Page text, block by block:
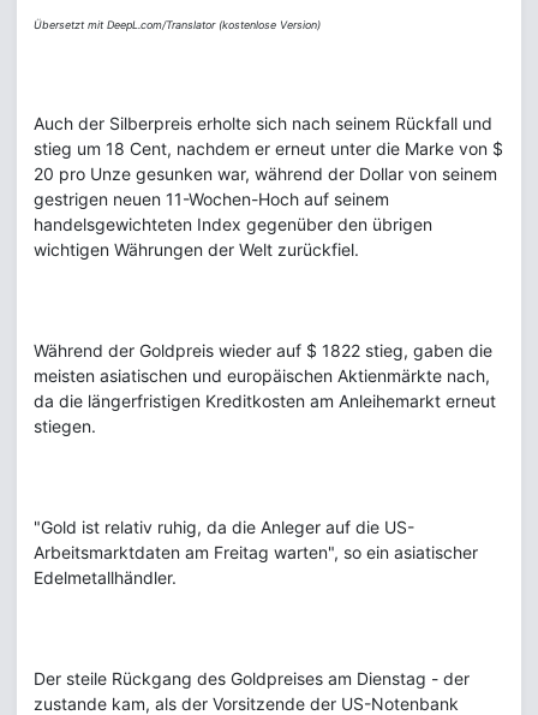
Übersetzt mit DeepL.com/Translator (kostenlose Version)
Auch der Silberpreis erholte sich nach seinem Rückfall und
stieg um 18 Cent, nachdem er erneut unter die Marke von $
20 pro Unze gesunken war, während der Dollar von seinem
gestrigen neuen 11-Wochen-Hoch auf seinem
handelsgewichteten Index gegenüber den übrigen
wichtigen Währungen der Welt zurückfiel.
Während der Goldpreis wieder auf $ 1822 stieg, gaben die
meisten asiatischen und europäischen Aktienmärkte nach,
da die längerfristigen Kreditkosten am Anleihemarkt erneut
stiegen.
"Gold ist relativ ruhig, da die Anleger auf die US-
Arbeitsmarktdaten am Freitag warten", so ein asiatischer
Edelmetallhändler.
Der steile Rückgang des Goldpreises am Dienstag - der
zustande kam, als der Vorsitzende der US-Notenbank